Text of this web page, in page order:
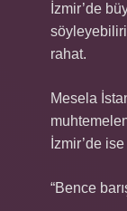
İzmir’de
rahat.
Mesela
İzmir’de
“Bence